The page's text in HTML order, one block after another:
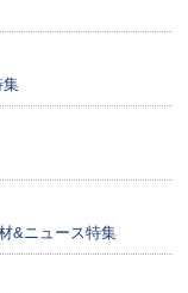
集
&ニュース特集